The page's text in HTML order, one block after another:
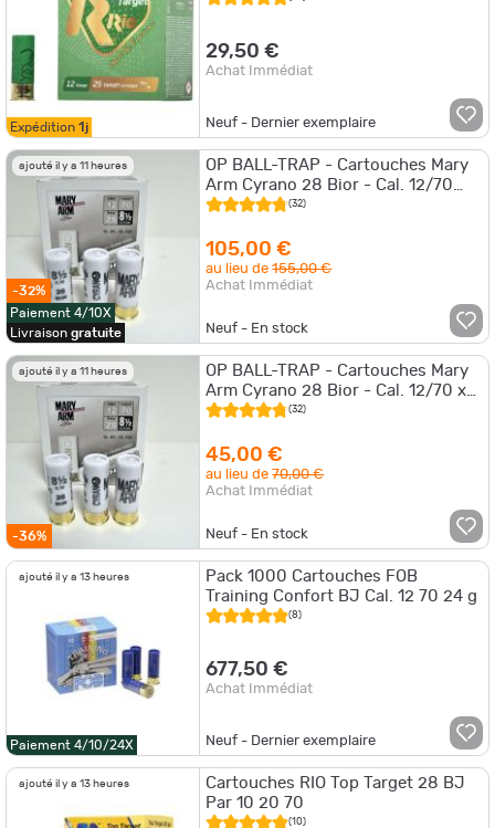
Expédition 1j
29,50 €
Achat Immédiat
Neuf - Dernier exemplaire
ajouté il y a 11 heures
-32%
Paiement 4/10X
Livraison gratuite
OP BALL-TRAP - Cartouches Mary
Arm Cyrano 28 Bior - Cal. 12/70
x10 boites (32)
105,00 €
au lieu de155,00 €
Achat Immédiat
Neuf - En stock
ajouté il y a 11 heures
-36%
OP BALL-TRAP - Cartouches Mary
Arm Cyrano 28 Bior - Cal. 12/70 x5
boites
(32)
45,00 €
au lieu de70,00 €
Achat Immédiat
Neuf - En stock
ajouté il y a 13 heures
Paiement 4/10/24X
Pack 1000 Cartouches FOB
Training Confort BJ Cal. 12 70 24 g
(8)
677,50 €
Achat Immédiat
Neuf - Dernier exemplaire
ajouté il y a 13 heures
Cartouches RIO Top Target 28 BJ
Par 10 20 70
(10)